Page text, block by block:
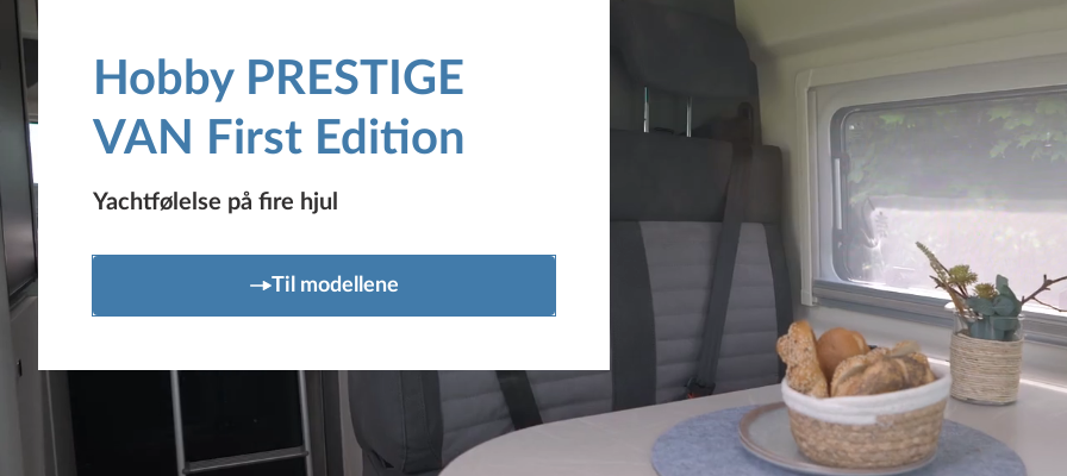
Hobby PRESTIGE
VAN First Edition
Yachtfølelse på fire hjul
Til modellene